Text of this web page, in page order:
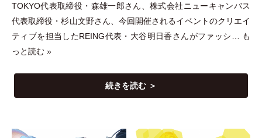
TOKYO代表取締役 ・ 森雄一郎さん、株式会社ニューキャンバス
代表取締役 ・杉山文野さん、今回開催されるイベントのクリエイ
ティブを担当したREING代表 ・ 大谷明日香さんがファッシ…
も
っと読む »
続きを読む ＞